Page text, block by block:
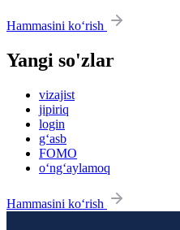
Hammasini ko‘rish
Yangi so'zlar
vizajist
jipiriq
login
g‘asb
FOMO
o‘ng‘aylamoq
Hammasini ko‘rish